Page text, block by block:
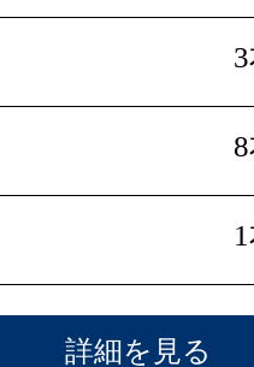
詳細を見る